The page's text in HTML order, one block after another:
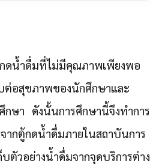
ดน้ำดื่มที่ไม่มีคุณภาพเพียงพอ
ต่อสุขภาพของนักศึกษาและ
กษา ดังนั้นการศึกษานี้จึงทำการ
กตู้กดน้ำดื่มภายในสถาบันการ
วอย่างน้ำดื่มจากจุดบริการต่าง